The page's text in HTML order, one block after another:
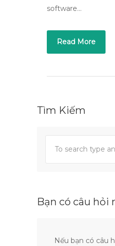
software…
Read More
Tìm Kiếm
Bạn có câu hỏi
Nếu bạn có câu